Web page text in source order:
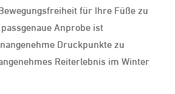
für Ihre Füße zu
Anprobe ist
Druckpunkte zu
Reiterlebnis im Winter